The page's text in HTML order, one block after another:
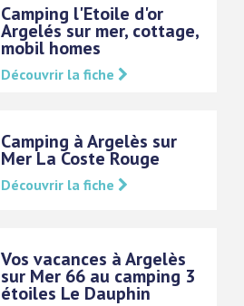
Camping l'Etoile d'or
Argelés sur mer, cottage,
mobil homes
Découvrir la fiche
Camping à Argelès sur
Mer La Coste Rouge
Découvrir la fiche
Vos vacances à Argelès
sur Mer 66 au camping 3
étoiles Le Dauphin